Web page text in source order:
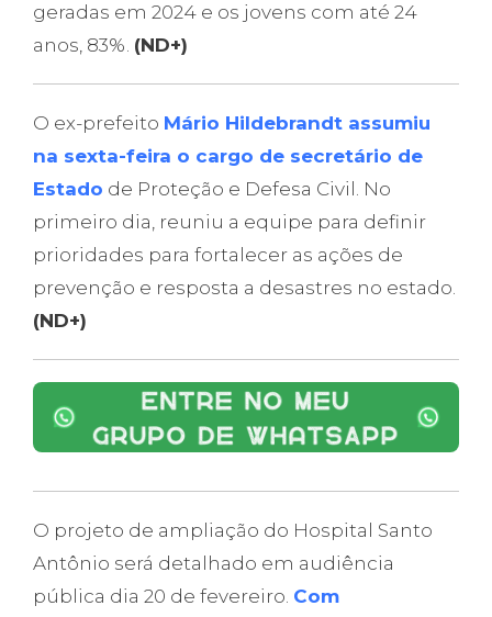
geradas em 2024 e os jovens com até 24
anos, 83%. (ND+)
O ex-prefeito Mário Hildebrandt assumiu
na sexta-feira o cargo de secretário de
Estado de Proteção e Defesa Civil. No
primeiro dia, reuniu a equipe para definir
prioridades para fortalecer as ações de
prevenção e resposta a desastres no estado.
(ND+)
O projeto de ampliação do Hospital Santo
Antônio será detalhado em audiência
pública dia 20 de fevereiro. Com